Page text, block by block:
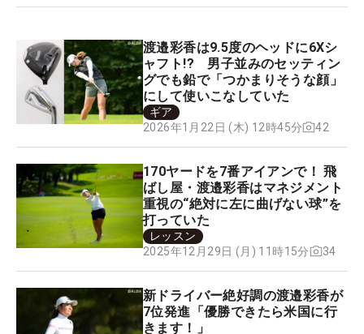
渡邉彩香は9.5度のヘッドに6Xシ
ャフト!? 男子並みのセッティン
グでも鉛で「つかまりそうな顔」
にして使いこなしていた
ギア
2026年1月22日 (木) 12時45分
42
170ヤードを7番アイアンで！ 飛
ばし屋・渡邉彩香はマネジメント
重視の“絶対に左に曲げない球”を
打っていた
レッスン
2025年12月29日 (月) 11時15分
34
新ドライバー絶好調の渡邉彩香が
7位発進「優勝できたら米国に行
きます！」